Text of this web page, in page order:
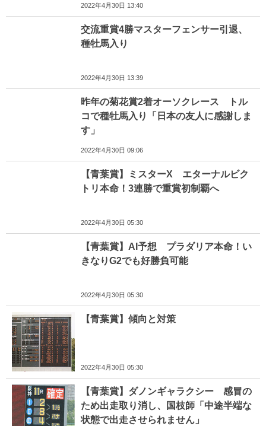
2022年4月30日 13:40
交流重賞4勝マスターフェンサー引退、
種牡馬入り
2022年4月30日 13:39
昨年の菊花賞2着オーソクレース トル
コで種牡馬入り「日本の友人に感謝しま
す」
2022年4月30日 09:06
【青葉賞】ミスターX エターナルビク
トリ本命！3連勝で重賞初制覇へ
2022年4月30日 05:30
【青葉賞】AI予想 プラダリア本命！い
きなりG2でも好勝負可能
2022年4月30日 05:30
【青葉賞】傾向と対策
2022年4月30日 05:30
【青葉賞】ダノンギャラクシー 感冒の
ため出走取り消し、国枝師「中途半端な
状態で出走させられません」